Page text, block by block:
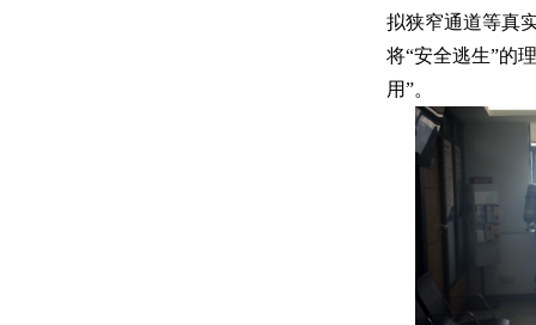
拟狭窄通道等真
将“安全逃生”的
用”。